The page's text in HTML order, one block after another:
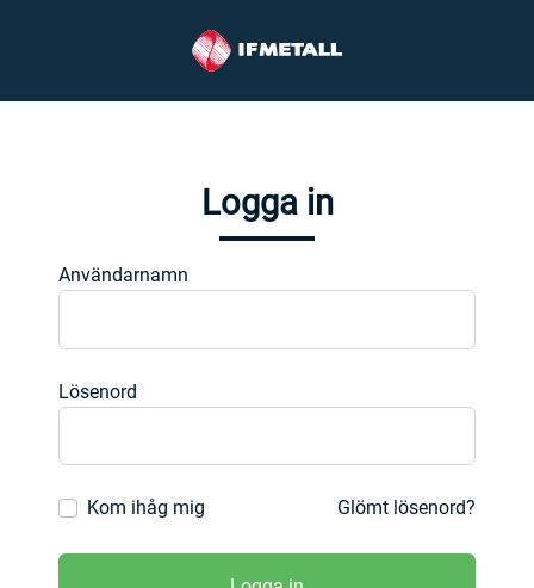
Logga in
Användarnamn
Lösenord
Kom ihåg mig Glömt lösenord?